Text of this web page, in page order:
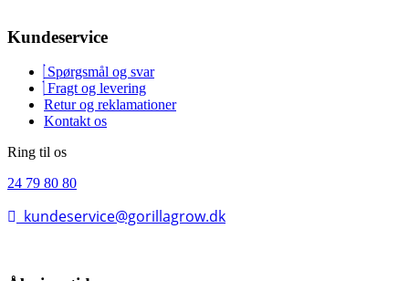
Kundeservice
Spørgsmål og svar
Fragt og levering
Retur og reklamationer
Kontakt os
Ring til os
24 79 80 80
kundeservice@gorillagrow.dk